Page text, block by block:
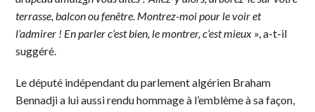
terrasse, balcon ou fenêtre. Montrez-moi pour le voir et
l’admirer ! En parler c’est bien, le montrer, c’est mieux », a-t-il
suggéré.
Le député indépendant du parlement algérien Braham
Bennadji a lui aussi rendu hommage à l’emblème à sa façon,